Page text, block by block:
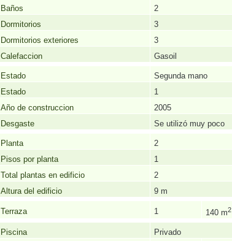
Baños
2
Dormitorios
3
Dormitorios exteriores
3
Calefaccion
Gasoil
Estado
Segunda mano
Estado
1
Año de construccion
2005
Desgaste
Se utilizó muy poco
Planta
2
Pisos por planta
1
Total plantas en edificio
2
Altura del edificio
9 m
Terraza 1 140 m2
Piscina
Privado